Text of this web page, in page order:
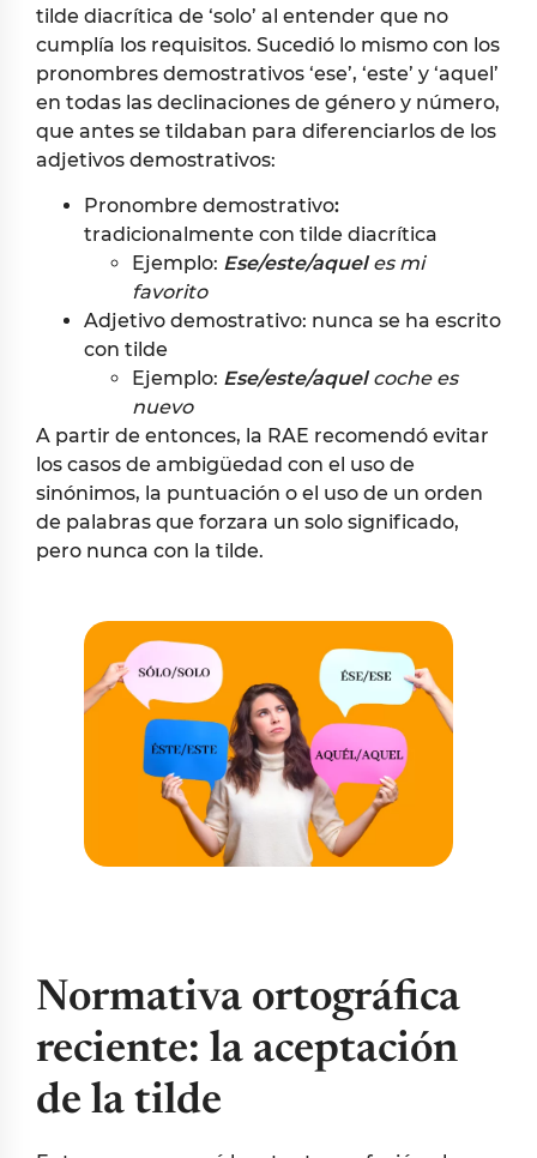
tilde diacrítica de ‘solo’ al entender que no
cumplía los requisitos. Sucedió lo mismo con los
pronombres demostrativos ‘ese’, ‘este’ y ‘aquel’
en todas las declinaciones de género y número,
que antes se tildaban para diferenciarlos de los
adjetivos demostrativos:
Pronombre demostrativo:
tradicionalmente con tilde diacrítica
Ejemplo: Ese/este/aqueles mi
favorito
Adjetivo demostrativo: nunca se ha escrito
con tilde
Ejemplo: Ese/este/aquelcoche es
nuevo
A partir de entonces, la RAE recomendó evitar
los casos de ambigüedad con el uso de
sinónimos, la puntuación o el uso de un orden
de palabras que forzara un solo significado,
pero nunca con la tilde.
Normativa ortográfica
reciente: la aceptación
de la tilde